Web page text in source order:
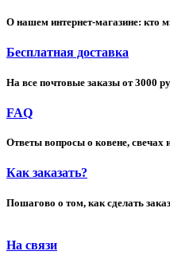
О нашем интернет-магазине: кто
Бесплатная доставка
На все почтовые заказы от 3000
FAQ
Ответы вопросы о ковене, свечах
Как заказать?
Пошагово о том, как сделать заказ
На связи